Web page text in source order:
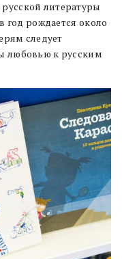
литературы
год рождается около
следует
любовью к русским